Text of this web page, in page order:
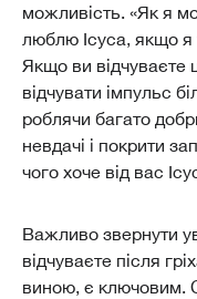
можливість. «Як я
люблю Ісуса, якщо я
Якщо ви відчуваєте
відчувати імпульс
роблячи багато
невдачі і покрити
чого хоче від вас
Важливо звернути
відчуваєте після
виною, є ключовим.